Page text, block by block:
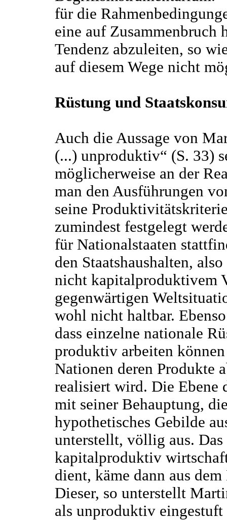
für die
eine auf Zusammenbruch
Tendenz abzuleiten, so
auf diesem Wege nicht
Rüstung und
Auch die Aussage von
(...) unproduktiv“ (S. 33)
möglicherweise an der
man den Ausführungen
seine
zumindest festgelegt
für Nationalstaaten
den Staatshaushalten,
nicht kapitalproduktivem
gegenwärtigen
wohl nicht haltbar.
dass einzelne nationale
produktiv arbeiten
Nationen deren Produkte
realisiert wird. Die Ebene
mit seiner Behauptung,
hypothetisches Gebilde
unterstellt, völlig aus. Das
kapitalproduktiv
dient, käme dann aus
Dieser, so unterstellt
als unproduktiv eingestuft